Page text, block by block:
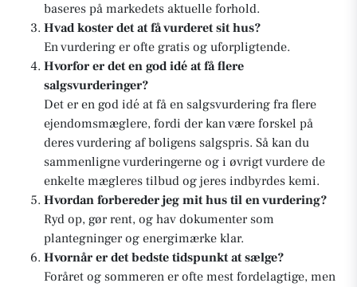
baseres på markedets aktuelle forhold.
Hvad koster det at få vurderet sit hus?
En vurdering er ofte gratis og uforpligtende.
Hvorfor er det en god idé at få flere
salgsvurderinger?
Det er en god idé at få en salgsvurdering fra flere
ejendomsmæglere, fordi der kan være forskel på
deres vurdering af boligens salgspris. Så kan du
sammenligne vurderingerne og i øvrigt vurdere de
enkelte mægleres tilbud og jeres indbyrdes kemi.
Hvordan forbereder jeg mit hus til en vurdering?
Ryd op, gør rent, og hav dokumenter som
plantegninger og energimærke klar.
Hvornår er det bedste tidspunkt at sælge?
Foråret og sommeren er ofte mest fordelagtige, men